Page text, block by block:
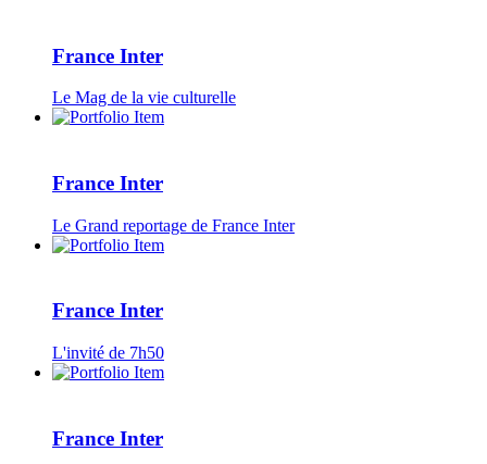
France Inter
Le Mag de la vie culturelle
France Inter
Le Grand reportage de France Inter
France Inter
L'invité de 7h50
France Inter